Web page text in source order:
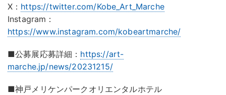
X： https://twitter.com/Kobe_Art_Marche
Instagram：
https://www.instagram.com/kobeartmarche/
■公募展応募詳細： https://art-
marche.jp/news/20231215/
■神戸メリケンパークオリエンタルホテル